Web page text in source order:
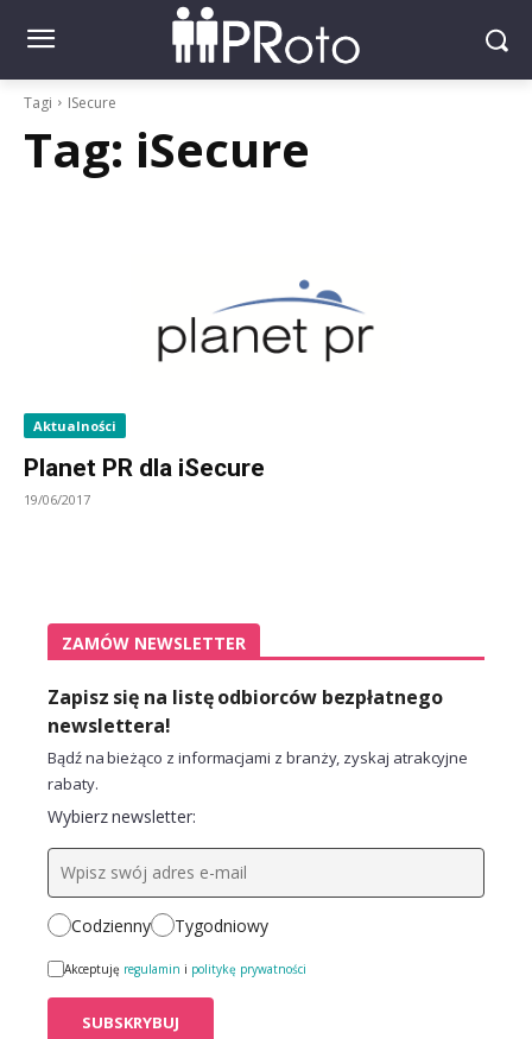
Tagi ISecure
Tag: iSecure
Aktualności
Planet PR dla iSecure
19/06/2017
ZAMÓW NEWSLETTER
Zapisz się na listę odbiorców bezpłatnego
newslettera!
Bądź na bieżąco z informacjami z branży, zyskaj atrakcyjne
rabaty.
Wybierz newsletter:
Codzienny Tygodniowy
Akceptuję regulamin i politykę prywatności